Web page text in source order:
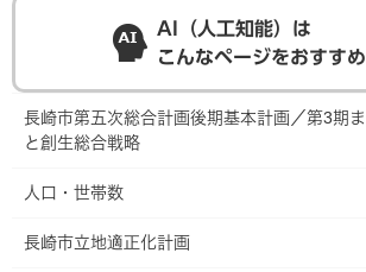
AI（人工知能）は
こんなページをおすす
長崎市第五次総合計画後期基本計画／第3期
と創生総合戦略
人口・世帯数
長崎市立地適正化計画